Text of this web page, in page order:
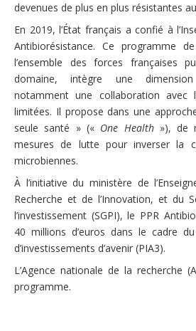
devenues de plus en plus résistantes
En 2019, l’État français a confié à
Antibiorésistance. Ce programme
l’ensemble des forces françaises
domaine, intègre une
notamment une collaboration avec
limitées. Il propose dans une
seule santé » (« One Health»), de
mesures de lutte pour inverser la
microbiennes.
À l’initiative du ministère de
Recherche et de l’Innovation, et du
l’investissement (SGPI), le PPR
40 millions d’euros dans le cadre
d’investissements d’avenir (PIA3).
L’Agence nationale de la recherche
programme.